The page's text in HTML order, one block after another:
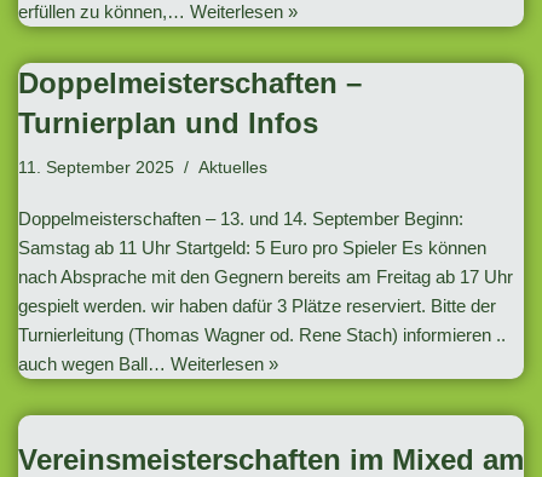
erfüllen zu können,… Weiterlesen »
Doppelmeisterschaften –
Turnierplan und Infos
11. September 2025 Aktuelles
Doppelmeisterschaften – 13. und 14. September Beginn:
Samstag ab 11 Uhr Startgeld: 5 Euro pro Spieler Es können
nach Absprache mit den Gegnern bereits am Freitag ab 17 Uhr
gespielt werden. wir haben dafür 3 Plätze reserviert. Bitte der
Turnierleitung (Thomas Wagner od. Rene Stach) informieren ..
auch wegen Ball… Weiterlesen »
Vereinsmeisterschaften im Mixed am